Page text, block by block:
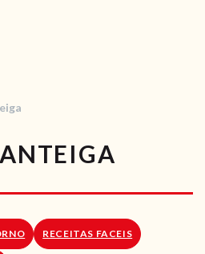
RECEITAS
VÍDEOS
VEGGIE
SOBRE NÓSRECEITAS FACEIS